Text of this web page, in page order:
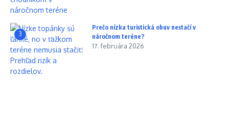
3
Prečo nízka turistická obuv nestačí v
náročnom teréne?
17. februára 2026